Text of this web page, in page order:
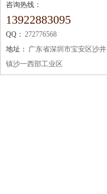
咨询热线：
13922883095
QQ： 272776568
地址： 广东省深圳市宝安区沙井
镇沙一西部工业区